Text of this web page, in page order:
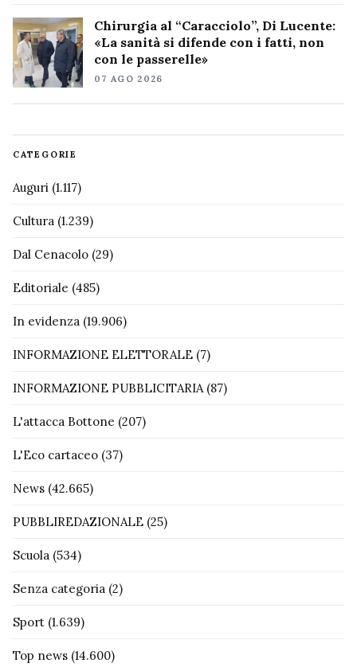
Chirurgia al “Caracciolo”, Di Lucente:
«La sanità si difende con i fatti, non
con le passerelle»
07 AGO 2026
CATEGORIE
Auguri (1.117)
Cultura (1.239)
Dal Cenacolo (29)
Editoriale (485)
In evidenza (19.906)
INFORMAZIONE ELETTORALE (7)
INFORMAZIONE PUBBLICITARIA(87)
L'attacca Bottone (207)
L'Eco cartaceo (37)
News (42.665)
PUBBLIREDAZIONALE (25)
Scuola (534)
Senza categoria (2)
Sport (1.639)
Top news (14.600)